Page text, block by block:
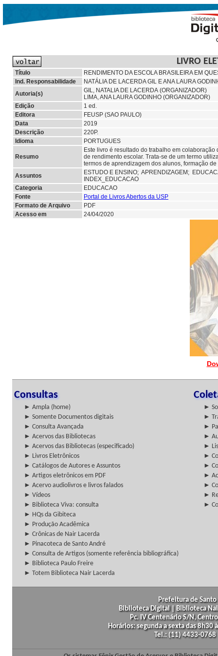
LIVRO
Título
RENDIMENTO DA ESCOLA BRASILEIRA EM
Ind. Responsabilidade
NATÁLIA DE LACERDA GIL E ANA LAURA
Autoria(s)
GIL, NATALIA DE LACERDA (ORGANIZADOR)
LIMA, ANA LAURA GODINHO (ORGANIZADOR)
Edição
1 ed.
Editora
FEUSP (SAO PAULO)
Data
2019
Descrição
220P.
Idioma
PORTUGUES
Resumo
Este livro é resultado do trabalho em
de rendimento escolar. Trata-se de um termo
termos de aprendizagem dos alunos, formação
Assuntos
ESTUDO E ENSINO; APRENDIZAGEM;
INDEX_EDUCACAO
Categoria
EDUCACAO
Fonte
Portal de Livros Abertos da USP
Formato de Arquivo
PDF
Acesso em
24/04/2020
Consultas
► Ampla (home)
►
► Somente Documentos digitais
►
► Consulta Avançada
►
► Acervos das Bibliotecas
►
► Acervos das Bibliotecas (especificado)
►
► Livros Eletrônicos
►
► Catálogos de Autores e Assuntos
►
► Artigos eletrônicos em PDF
►
► Acervo audiolivros e livros falados
►
► Vídeos
►
► Biblioteca Viva: consulta
►
► HQs da Gibiteca
► Produção Acadêmica
► Crônicas de Nair Lacerda
► Pinacoteca de Santo André
► Consulta de Artigos (somente referência bibliográfica)
► Biblioteca Paulo Freire
► Totem Biblioteca Nair Lacerda
Prefeitura de
Biblioteca Digital | Biblioteca
Pc. IV Centenário S/N,
Horários: segunda a sexta das
Tel.: (11) 4433-